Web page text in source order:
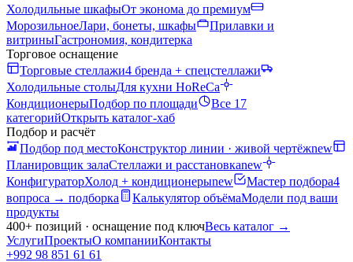
Холодильные шкафыОт эконома до премиум
МорозильноеЛари, бонеты, шкафы
Прилавки и
витриныГастрономия, кондитерка
Торговое оснащение
Торговые стеллажи4 бренда + спецстеллажи
Холодильные столыДля кухни HoReCa
КондиционерыПодбор по площади
Все 17
категорийОткрыть каталог-хаб
Подбор и расчёт
Подбор под местоКонструктор линии · живой чертёжnew
Планировщик залаСтеллажи и расстановкаnew
КонфигураторХолод + кондиционерыnew Мастер подбора4
вопроса → подборка
Калькулятор объёмаМодели под ваши
продукты
400+ позиций · оснащение под ключВесь каталог →
УслугиПроектыО компанииКонтакты
+992 98 851 61 61